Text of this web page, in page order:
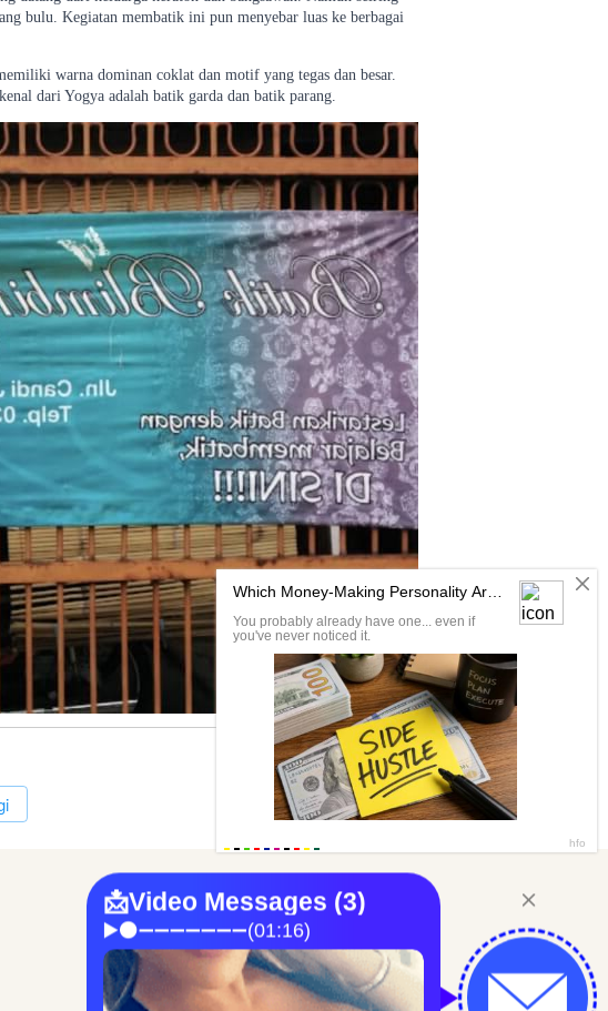
bulu. Kegiatan membatik ini pun menyebar luas ke berbagai
warna dominan coklat dan motif yang tegas dan besar.
dari Yogya adalah batik garda dan batik parang.